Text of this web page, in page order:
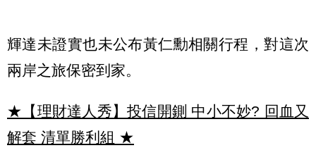
輝達未證實也未公布黃仁勳相關行程，對這次
兩岸之旅保密到家。
★【理財達人秀】投信開鍘 中小不妙? 回血又
解套 清單勝利組 ★